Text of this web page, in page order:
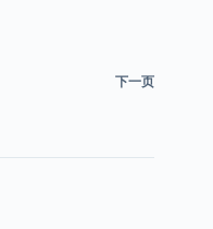
下一页